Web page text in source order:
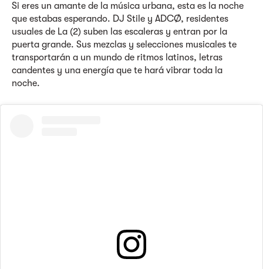
Si eres un amante de la música urbana, esta es la noche
que estabas esperando. DJ Stile y ADCØ, residentes
usuales de La (2) suben las escaleras y entran por la
puerta grande. Sus mezclas y selecciones musicales te
transportarán a un mundo de ritmos latinos, letras
candentes y una energía que te hará vibrar toda la
noche.